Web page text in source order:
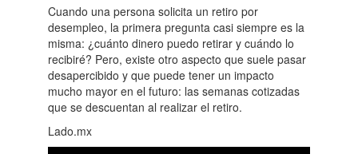
Cuando una persona solicita un retiro por
desempleo, la primera pregunta casi siempre es la
misma: ¿cuánto dinero puedo retirar y cuándo lo
recibiré? Pero, existe otro aspecto que suele pasar
desapercibido y que puede tener un impacto
mucho mayor en el futuro: las semanas cotizadas
que se descuentan al realizar el retiro.
Lado.mx